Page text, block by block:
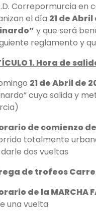
Correpormurcia en
el día 21 de Abril
y que será
reglamento y
1. Hora de
21 de Abril de
cuya salida y
de comienzo de
totalmente
dos vueltas
de trofeos
de la MARCHA
una vuelta